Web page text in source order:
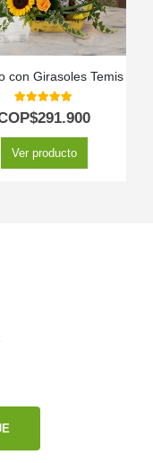
con Girasoles Temis
5.00out of 5
291.900
Ver producto